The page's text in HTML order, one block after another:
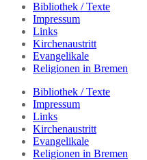
Bibliothek / Texte
Impressum
Links
Kirchenaustritt
Evangelikale
Religionen in Bremen
Bibliothek / Texte
Impressum
Links
Kirchenaustritt
Evangelikale
Religionen in Bremen